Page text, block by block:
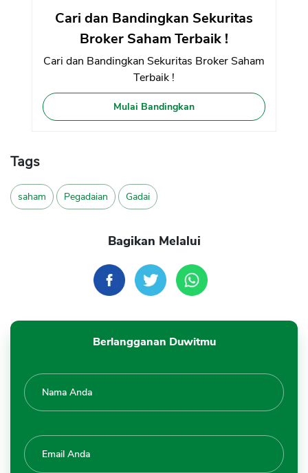
Cari dan Bandingkan Sekuritas
Broker Saham Terbaik !
Cari dan Bandingkan Sekuritas Broker Saham
Terbaik !
Mulai Bandingkan
Tags
saham Pegadaian Gadai
Bagikan Melalui
Berlangganan Duwitmu